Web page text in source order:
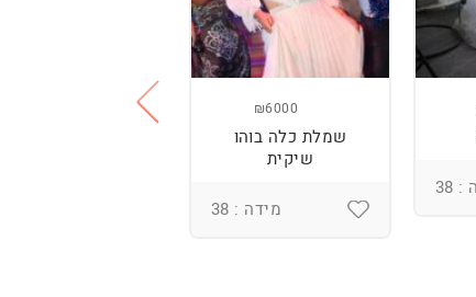
38
₪6000
שמלת כלה בוהו
שיקית
מידה : 38